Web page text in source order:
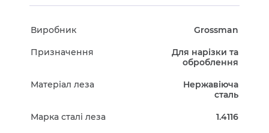
Виробник Grossman
Призначення
Для нарізки та
оброблення
Матеріал леза
Нержавіюча
сталь
Марка сталі леза 1.4116